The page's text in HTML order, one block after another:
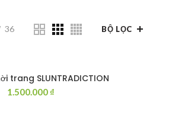
36 BỘ LỌC
VÀO GIỎ HÀNG
trang SLUNTRADICTION
1.500.000 ₫